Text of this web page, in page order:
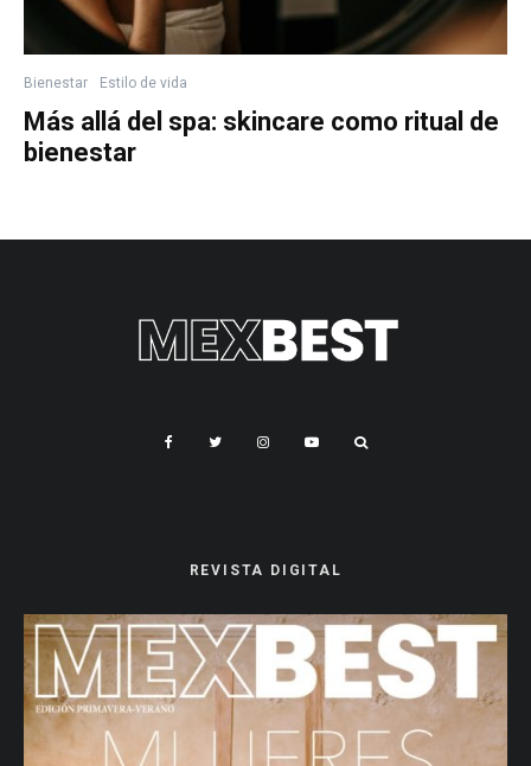
Bienestar Estilo de vida
Más allá del spa: skincare como ritual de
bienestar
REVISTA DIGITAL